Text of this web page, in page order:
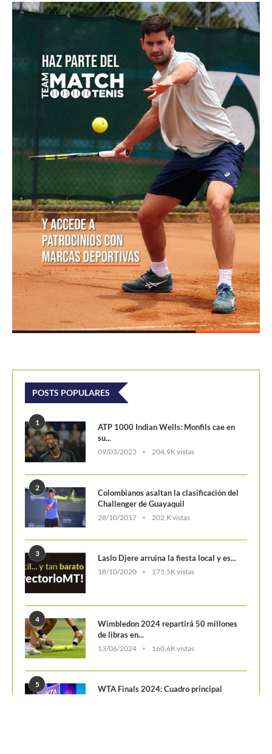
POSTS POPULARES
1
ATP 1000 Indian Wells: Monfils cae en
su...
09/03/2023 204,9K vistas
2
Colombianos asaltan la clasificación del
Challenger de Guayaquil
28/10/2017 202,K vistas
3 Laslo Djere arruina la fiesta local y es...
18/10/2020 175,5K vistas
4
Wimbledon 2024 repartirá 50 millones
de libras en...
13/06/2024 160,6K vistas
5 WTA Finals 2024: Cuadro principal